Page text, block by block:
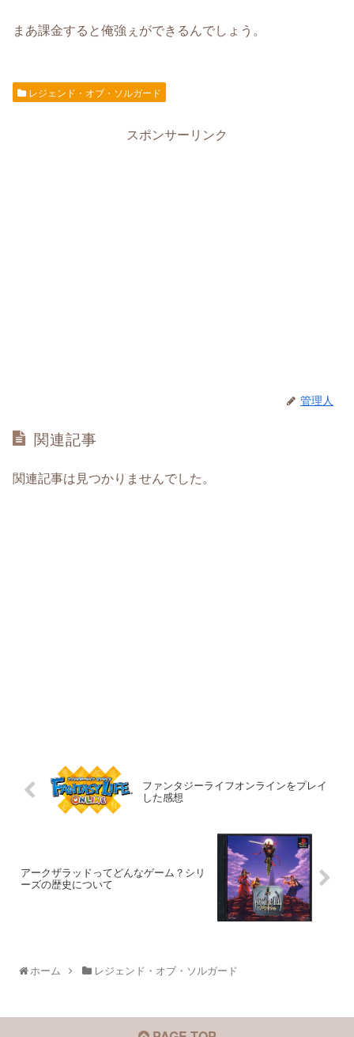
まあ課金すると俺強ぇができるんでしょう。
レジェンド・オブ・ソルガード
スポンサーリンク
管理人
関連記事
関連記事は見つかりませんでした。
ファンタジーライフオンラインをプレイ
した感想
アークザラッドってどんなゲーム？シリ
ーズの歴史について
ホーム レジェンド・オブ・ソルガード